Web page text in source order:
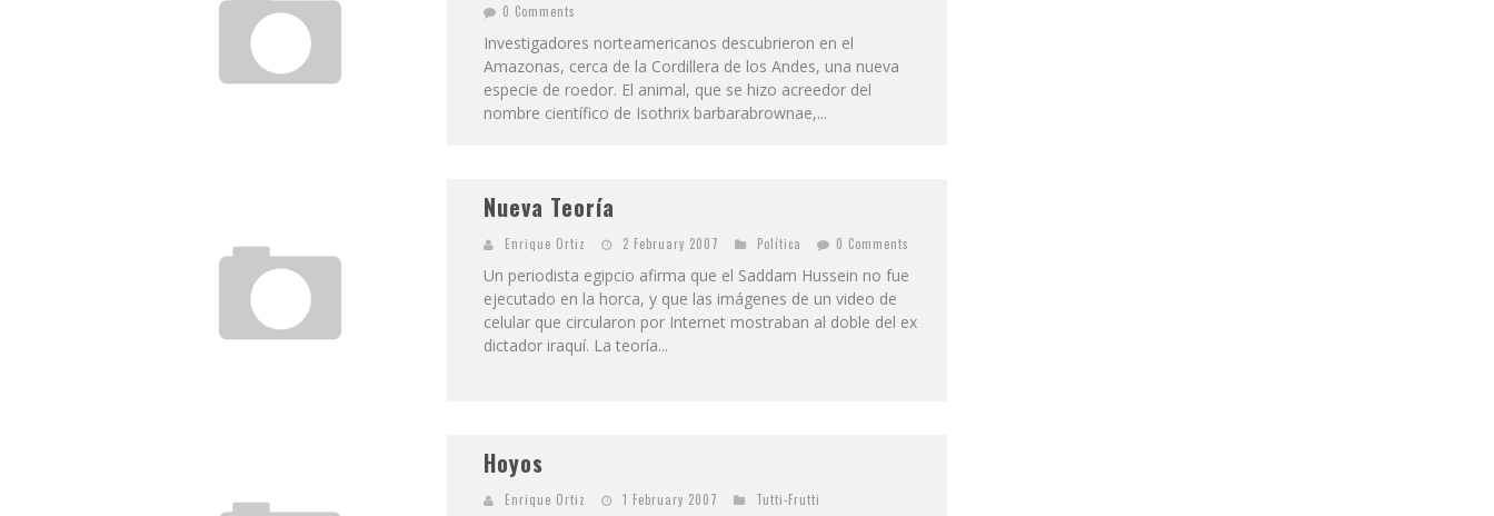
0 Comments
Investigadores norteamericanos descubrieron en el
Amazonas, cerca de la Cordillera de los Andes, una nueva
especie de roedor. El animal, que se hizo acreedor del
nombre científico de Isothrix barbarabrownae,...
Nueva Teoría
Enrique Ortiz 2 February 2007 Polí­tica 0 Comments
Un periodista egipcio afirma que el Saddam Hussein no fue
ejecutado en la horca, y que las imágenes de un video de
celular que circularon por Internet mostraban al doble del ex
dictador iraquí. La teoría...
Hoyos
Enrique Ortiz 1 February 2007
Tutti-Frutti